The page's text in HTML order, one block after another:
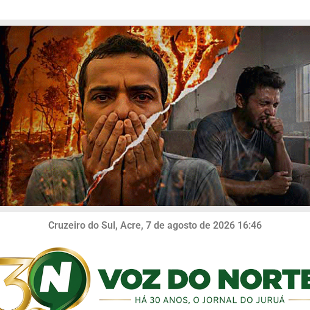
Cruzeiro do Sul, Acre, 7 de agosto de 2026 16:46